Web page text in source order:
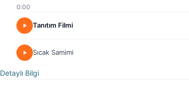
0:00
Tanıtım Filmi
Sıcak Samimi
Detaylı Bilgi